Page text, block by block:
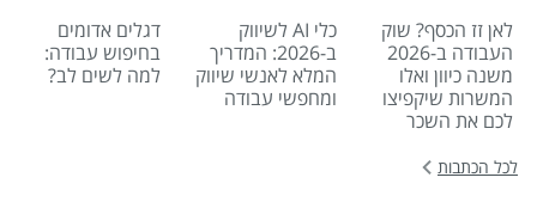
לאן זז הכסף? שוק
העבודה ב-2026
משנה כיוון ואלו
המשרות שיקפיצו
לכם את השכר
כלי AI לשיווק
ב-2026: המדריך
המלא לאנשי שיווק
ומחפשי עבודה
דגלים אדומים
בחיפוש עבודה:
למה לשים לב?
לכל הכתבות